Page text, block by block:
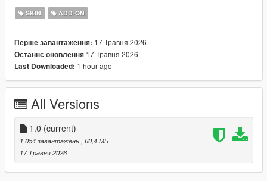
SKIN ADD-ON
Перше завантаження: 17 Травня 2026
Останнє оновлення 17 Травня 2026
Last Downloaded: 1 hour ago
All Versions
1.0 (current)
1 054 завантажень
, 60,4 МБ
17 Травня 2026